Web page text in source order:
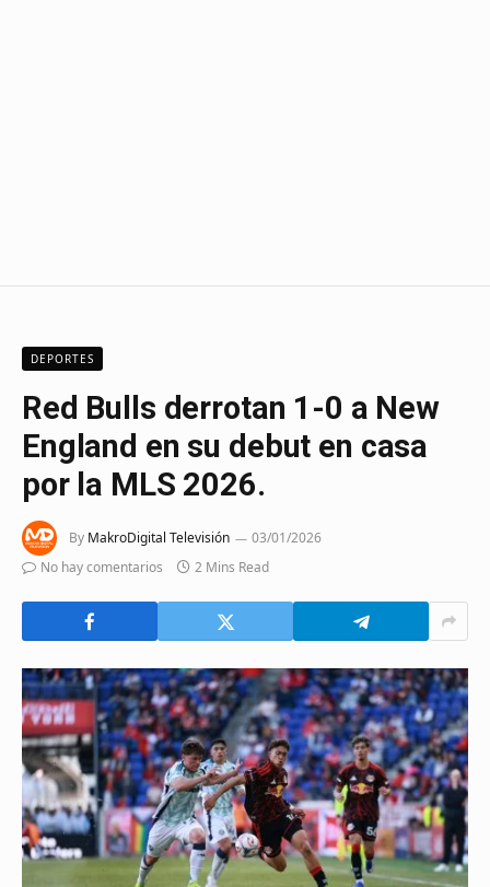
DEPORTES
Red Bulls derrotan 1-0 a New
England en su debut en casa
por la MLS 2026.
By MakroDigital Televisión
03/01/2026
No hay comentarios
2 Mins Read